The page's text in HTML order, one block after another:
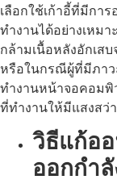
เลือกใช้เก้าอี้ที่มีกา
ทำงานได้อย่างเหมา
กล้ามเนื้อหลังอักเส
หรือในกรณีผู้ที่มีภาว
ทำงานหน้าจอคอมพิ
ที่ทำงานให้มีแสงสว่
วิธีแก้อ
ออกกำ